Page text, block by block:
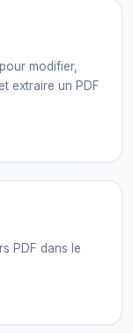
modifier,
extraire un PDF
PDF dans le